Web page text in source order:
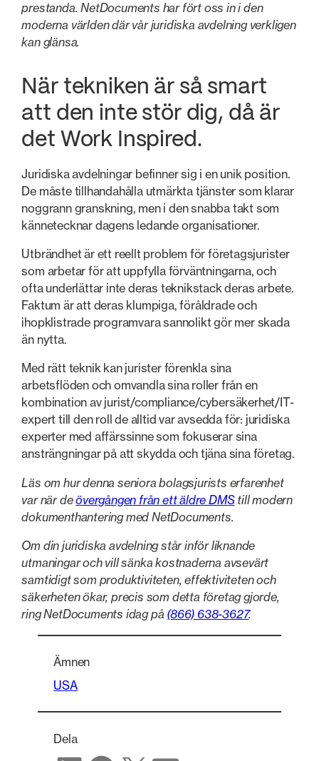
prestanda. NetDocuments har fört oss in i den
moderna världen där vår juridiska avdelning verkligen
kan glänsa.
När tekniken är så smart
att den inte stör dig, då är
det Work Inspired.
Juridiska avdelningar befinner sig i en unik position.
De måste tillhandahålla utmärkta tjänster som klarar
noggrann granskning, men i den snabba takt som
kännetecknar dagens ledande organisationer.
Utbrändhet är ett reellt problem för företagsjurister
som arbetar för att uppfylla förväntningarna, och
ofta underlättar inte deras teknikstack deras arbete.
Faktum är att deras klumpiga, föråldrade och
ihopklistrade programvara sannolikt gör mer skada
än nytta.
Med rätt teknik kan jurister förenkla sina
arbetsflöden och omvandla sina roller från en
kombination av jurist/compliance/cybersäkerhet/IT-
expert till den roll de alltid var avsedda för: juridiska
experter med affärssinne som fokuserar sina
ansträngningar på att skydda och tjäna sina företag.
Läs om hur denna seniora bolagsjurists erfarenhet
var när deövergången från ett äldre DMStill modern
dokumenthantering med NetDocuments.
Om din juridiska avdelning står inför liknande
utmaningar och vill sänka kostnaderna avsevärt
samtidigt som produktiviteten, effektiviteten och
säkerheten ökar, precis som detta företag gjorde,
ring NetDocuments idag på (866) 638-3627.
Ämnen
USA
Dela